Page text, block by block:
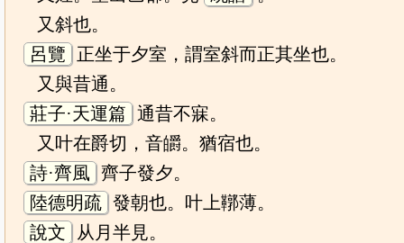
又斜也。
呂覽
正坐于夕室，謂室斜而正其坐也。
又與昔通。
莊子·天運篇 通昔不寐。
又叶在爵切，音皭。猶宿也。
詩·齊風 齊子發夕。
陸德明疏 發朝也。叶上鞹薄。
說文
从月半見。